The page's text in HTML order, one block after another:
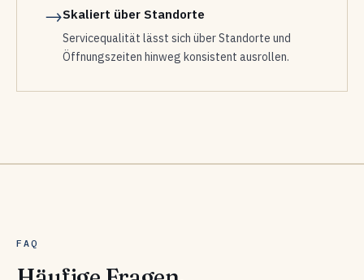
→Skaliert über Standorte
Servicequalität lässt sich über Standorte und
Öffnungszeiten hinweg konsistent ausrollen.
FAQ